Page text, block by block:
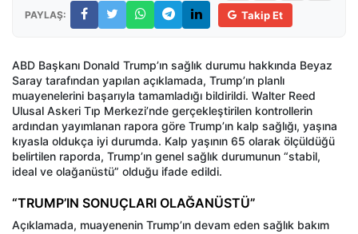
PAYLAŞ: Takip Et
ABD Başkanı Donald Trump’ın sağlık durumu hakkında Beyaz
Saray tarafından yapılan açıklamada, Trump’ın planlı
muayenelerini başarıyla tamamladığı bildirildi. Walter Reed
Ulusal Askeri Tıp Merkezi’nde gerçekleştirilen kontrollerin
ardından yayımlanan rapora göre Trump’ın kalp sağlığı, yaşına
kıyasla oldukça iyi durumda. Kalp yaşının 65 olarak ölçüldüğü
belirtilen raporda, Trump’ın genel sağlık durumunun “stabil,
ideal ve olağanüstü” olduğu ifade edildi.
“TRUMP’IN SONUÇLARI OLAĞANÜSTÜ”
Açıklamada, muayenenin Trump’ın devam eden sağlık bakım